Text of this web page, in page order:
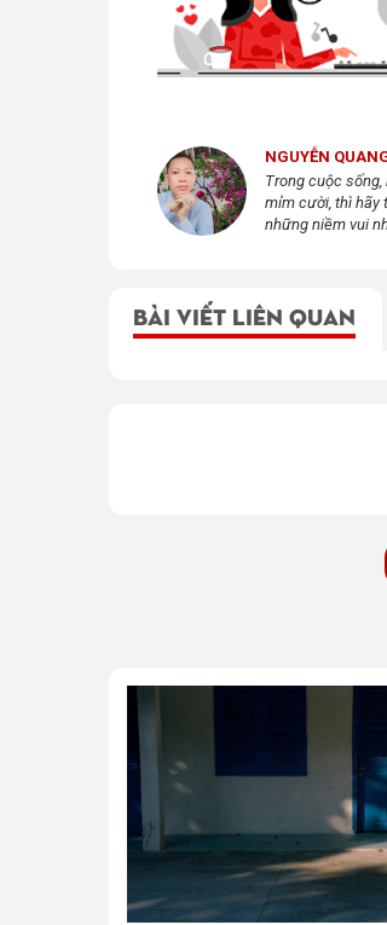
NGUYỄN
Trong cuộc
mỉm cười, thì hãy
những niềm vui
BÀI VIẾT LIÊN QUAN